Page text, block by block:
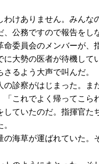
けありません。みんな
公務ですので報告をし
委員会のメンバーが、
大勢の医者が待機し
るよう大声で叫んだ。
診察がはじまった。
これでよく帰ってこら
ていたのだ。指揮官
海草が運ばれていた